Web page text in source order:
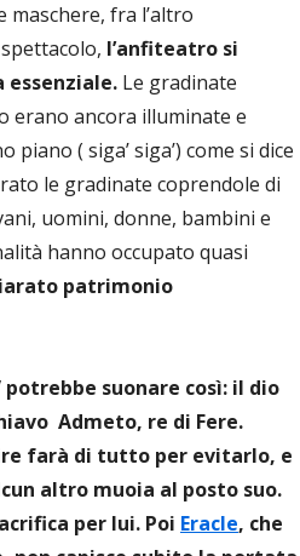
maschere, fra l’altro
l’anfiteatro si
essenziale. Le gradinate
erano ancora illuminate e
( siga’ siga’) come si dice
le gradinate coprendole di
uomini, donne, bambini e
hanno occupato quasi
patrimonio
suonare così: il dio
Admeto, re di Fere.
farà di tutto per evitarlo, e
altro muoia al posto suo.
per lui. Poi Eracle, che